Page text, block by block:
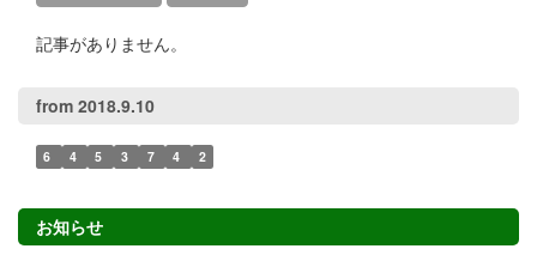
記事がありません。
from 2018.9.10
6 4 5 3 7 4 2
お知らせ